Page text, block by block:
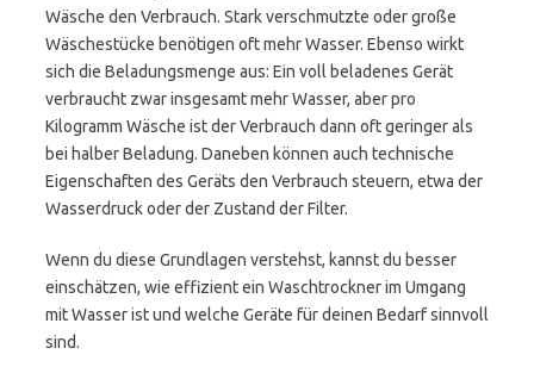
Wäsche den Verbrauch. Stark verschmutzte oder große
Wäschestücke benötigen oft mehr Wasser. Ebenso wirkt
sich die Beladungsmenge aus: Ein voll beladenes Gerät
verbraucht zwar insgesamt mehr Wasser, aber pro
Kilogramm Wäsche ist der Verbrauch dann oft geringer als
bei halber Beladung. Daneben können auch technische
Eigenschaften des Geräts den Verbrauch steuern, etwa der
Wasserdruck oder der Zustand der Filter.
Wenn du diese Grundlagen verstehst, kannst du besser
einschätzen, wie effizient ein Waschtrockner im Umgang
mit Wasser ist und welche Geräte für deinen Bedarf sinnvoll
sind.